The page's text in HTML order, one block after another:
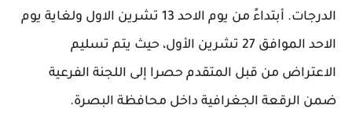
الدرجات. أبتداءً من يوم الاحد 13 تشرين الاول ولغاية يوم
الاحد الموافق 27 تشرين الأول، حيث يتم تسليم
الاعتراض من قبل المتقدم حصرا إلى اللجنة الفرعية
ضمن الرقعة الجغرافية داخل محافظة البصرة.